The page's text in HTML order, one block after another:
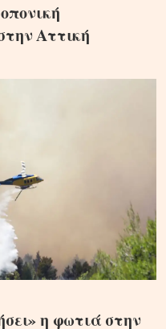
Αττική
η φωτιά στην